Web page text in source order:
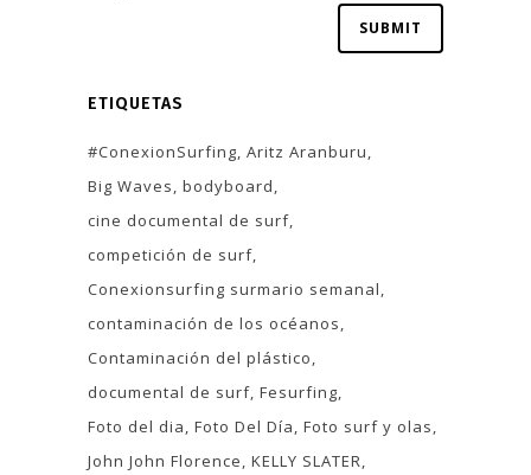
ETIQUETAS
#ConexionSurfing Aritz Aranburu
Big Waves bodyboard
cine documental de surf
competición de surf
Conexionsurfing surmario semanal
contaminación de los océanos
Contaminación del plástico
documental de surf Fesurfing
Foto del dia Foto Del Día Foto surf y olas
John John Florence KELLY SLATER